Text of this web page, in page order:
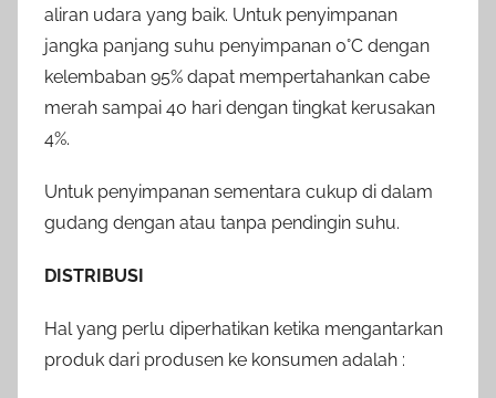
aliran udara yang baik. Untuk penyimpanan
jangka panjang suhu penyimpanan 0°C dengan
kelembaban 95% dapat mempertahankan cabe
merah sampai 40 hari dengan tingkat kerusakan
4%.
Untuk penyimpanan sementara cukup di dalam
gudang dengan atau tanpa pendingin suhu.
DISTRIBUSI
Hal yang perlu diperhatikan ketika mengantarkan
produk dari produsen ke konsumen adalah :